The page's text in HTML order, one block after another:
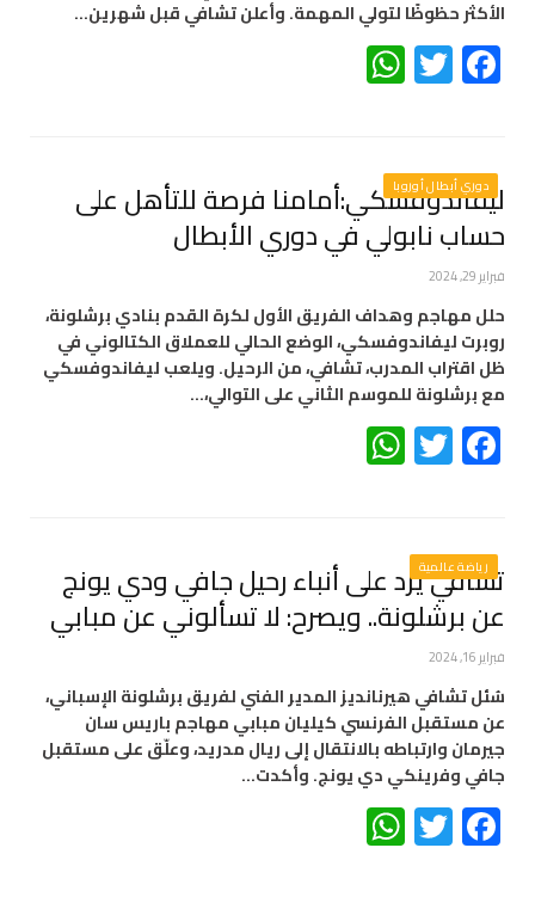
الأكثر حظوظًا لتولي المهمة. وأعلن تشافي قبل شهرين…
Facebook
Twitter
دوري أبطال أوروبا
ليفاندوفسكي:أمامنا فرصة للتأهل على
حساب نابولي في دوري الأبطال
فبراير 29, 2024
حلل مهاجم وهداف الفريق الأول لكرة القدم بنادي برشلونة،
روبرت ليفاندوفسكي، الوضع الحالي للعملاق الكتالوني في
ظل اقتراب المدرب، تشافي، من الرحيل. ويلعب ليفاندوفسكي
مع برشلونة للموسم الثاني على التوالي،…
Facebook
Twitter
رياضة عالمية
تشافي يرد على أنباء رحيل جافي ودي يونج
عن برشلونة.. ويصرح: لا تسألوني عن مبابي
فبراير 16, 2024
سُئل تشافي هيرنانديز المدير الفني لفريق برشلونة الإسباني،
عن مستقبل الفرنسي كيليان مبابي مهاجم باريس سان
جيرمان وارتباطه بالانتقال إلى ريال مدريد، وعلّق على مستقبل
جافي وفرينكي دي يونج. وأكدت…
Facebook
Twitter